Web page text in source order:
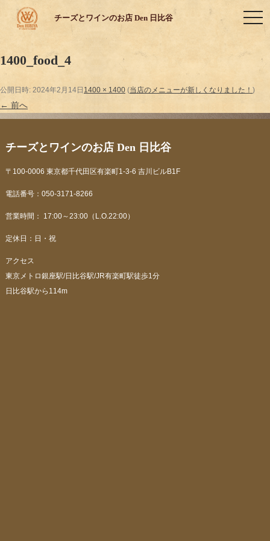
チーズとワインのお店 Den 日比谷
1400_food_4
公開日時: 2024年2月14日 1400 × 1400 (当店のメニューが新しくなりました！ )
← 前へ
チーズとワインのお店 Den 日比谷
〒100-0006 東京都千代田区有楽町1-3-6 吉川ビルB1F
電話番号：050-3171-8266
営業時間： 17:00～23:00（L.O.22:00）
定休日：日・祝
アクセス
東京メトロ銀座駅/日比谷駅/JR有楽町駅徒歩1分
日比谷駅から114m